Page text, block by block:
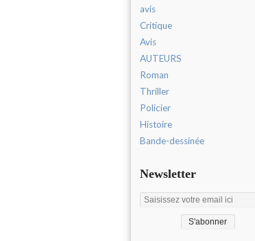
avis
Critique
Avis
AUTEURS
Roman
Thriller
Policier
Histoire
Bande-dessinée
Newsletter